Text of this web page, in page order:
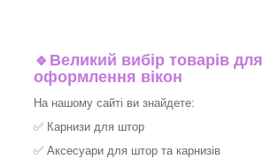
🔹 Великий вибір товарів для
оформлення вікон
На нашому сайті ви знайдете:
✅ Карнизи для штор
✅ Аксесуари для штор та карнизів